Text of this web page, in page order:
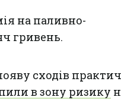
на паливно-
гривень.
сходів
в зону ризику